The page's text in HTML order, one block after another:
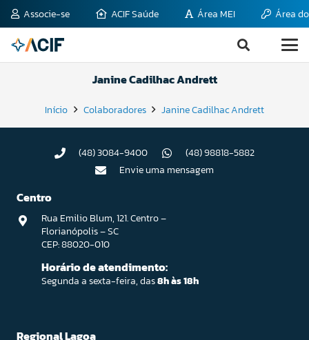
Associe-se ACIF Saúde Área MEI Área
Janine Cadilhac Andrett
Início Colaboradores Janine Cadilhac Andrett
(48) 3084-9400
(48) 98818-5882
Envie uma mensagem
Centro
Rua Emilio Blum, 121. Centro –
Florianópolis – SC
CEP: 88020-010
Horário de atendimento:
Segunda a sexta-feira, das8h às 18h
Regional Lagoa